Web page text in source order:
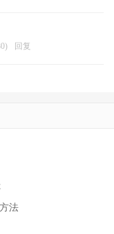
回复
法